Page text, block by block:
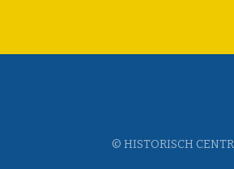
© HISTORISCH